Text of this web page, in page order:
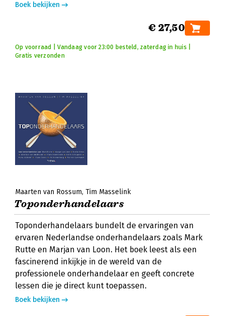
Boek bekijken
€ 27,50
Op voorraad | Vandaag voor 23:00 besteld, zaterdag in huis |
Gratis verzonden
Maarten van Rossum Tim Masselink
Toponderhandelaars
Toponderhandelaars bundelt de ervaringen van
ervaren Nederlandse onderhandelaars zoals Mark
Rutte en Marjan van Loon. Het boek leest als een
fascinerend inkijkje in de wereld van de
professionele onderhandelaar en geeft concrete
lessen die je direct kunt toepassen.
Boek bekijken